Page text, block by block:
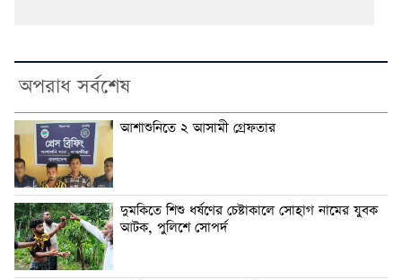
অপরাধ সর্বশেষ
আশাশুনিতে ২ আসামী গ্রেফতার
দুমকিতে শিশু ধর্ষণের চেষ্টাকালে সোহাগ নামের যুবক
আটক, পুলিশে সোপর্দ